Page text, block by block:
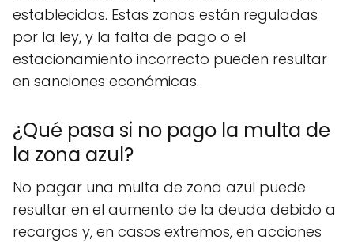
establecidas. Estas zonas están reguladas
por la ley, y la falta de pago o el
estacionamiento incorrecto pueden resultar
en sanciones económicas.
¿Qué pasa si no pago la multa de
la zona azul?
No pagar una multa de zona azul puede
resultar en el aumento de la deuda debido a
recargos y, en casos extremos, en acciones